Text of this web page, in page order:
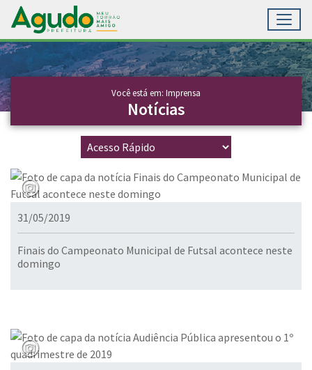
Ir para conteúdo principal
Conteúdo Principal
Você está em: Imprensa
Notícias
31/05/2019
Finais do Campeonato Municipal de Futsal acontece neste
domingo